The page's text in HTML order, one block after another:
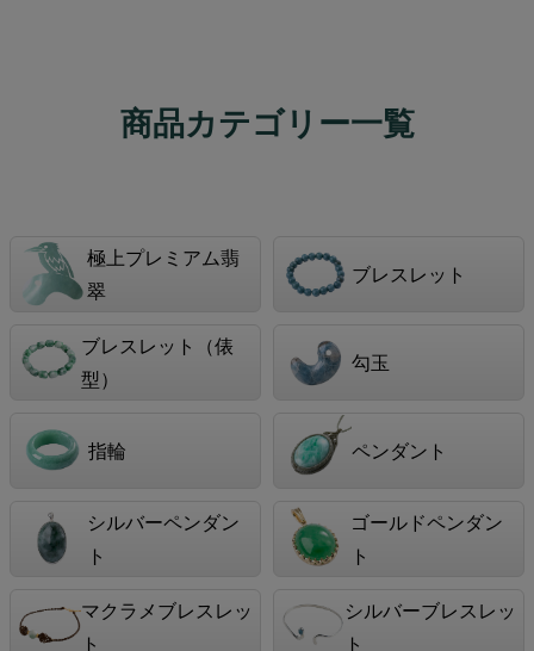
商品カテゴリー一覧
極上プレミアム翡
翠
ブレスレット
ブレスレット（俵
型）
勾玉
指輪 ペンダント
シルバーペンダン
ト
ゴールドペンダン
ト
マクラメブレスレッ
ト
シルバーブレスレッ
ト